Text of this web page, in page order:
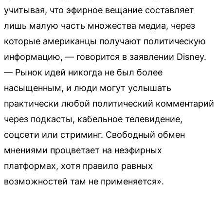
учитывая, что эфирное вещание составляет
лишь малую часть множества медиа, через
которые американцы получают политическую
информацию, — говорится в заявлении Disney.
— Рынок идей никогда не был более
насыщенным, и люди могут услышать
практически любой политический комментарий
через подкасты, кабельное телевидение,
соцсети или стриминг. Свободный обмен
мнениями процветает на неэфирных
платформах, хотя правило равных
возможностей там не применяется».